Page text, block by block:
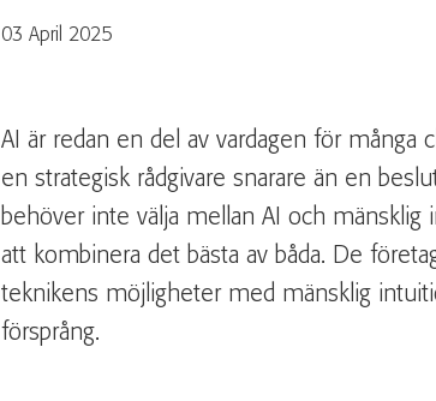
03 April 2025
AI är redan en del av vardagen för många
en strategisk rådgivare snarare än en
behöver inte välja mellan AI och
att kombinera det bästa av båda. De
teknikens möjligheter med mänsklig
försprång.